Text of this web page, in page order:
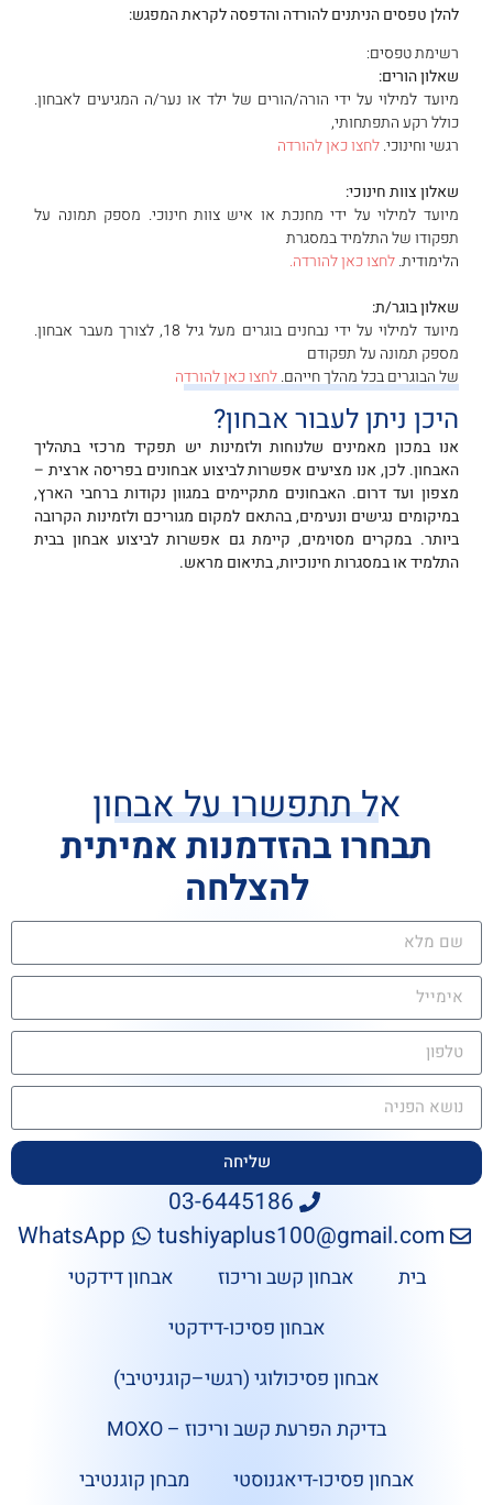
להלן טפסים הניתנים להורדה והדפסה לקראת המפגש:
רשימת טפסים:
שאלון הורים:
מיועד למילוי על ידי הורה/הורים של ילד או נער/ה המגיעים לאבחון.
כולל רקע התפתחותי,
רגשי וחינוכי.לחצו כאן להורדה
שאלון צוות חינוכי:
מיועד למילוי על ידי מחנכת או איש צוות חינוכי. מספק תמונה על
תפקודו של התלמיד במסגרת
הלימודית.לחצו כאן להורדה.
שאלון בוגר/ת:
מיועד למילוי על ידי נבחנים בוגרים מעל גיל 18, לצורך מעבר אבחון.
מספק תמונה על תפקודם
של הבוגרים בכל מהלך חייהם.לחצו כאן להורדה
היכן ניתן לעבור אבחון?
אנו במכון מאמינים שלנוחות ולזמינות יש תפקיד מרכזי בתהליך
האבחון. לכן, אנו מציעים אפשרות לביצוע אבחונים בפריסה ארצית –
מצפון ועד דרום. האבחונים מתקיימים במגוון נקודות ברחבי הארץ,
במיקומים נגישים ונעימים, בהתאם למקום מגוריכם ולזמינות הקרובה
ביותר. במקרים מסוימים, קיימת גם אפשרות לביצוע אבחון בבית
התלמיד או במסגרות חינוכיות, בתיאום מראש.
אל תתפשרו על אבחון
תבחרו בהזדמנות אמיתית
להצלחה
שליחה
03-6445186
tushiyaplus100@gmail.com
WhatsApp
בית אבחון קשב וריכוז
אבחון דידקטי
אבחון פסיכו-דידקטי
אבחון פסיכולוגי (רגשי–קוגניטיבי)
בדיקת הפרעת קשב וריכוז – MOXO
אבחון פסיכו-דיאגנוסטי
מבחן קוגנטיבי